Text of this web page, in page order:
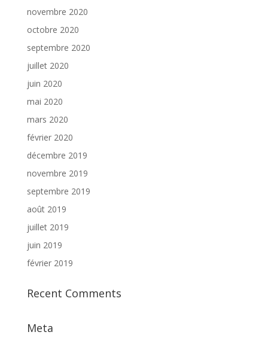
novembre 2020
octobre 2020
septembre 2020
juillet 2020
juin 2020
mai 2020
mars 2020
février 2020
décembre 2019
novembre 2019
septembre 2019
août 2019
juillet 2019
juin 2019
février 2019
Recent Comments
Meta